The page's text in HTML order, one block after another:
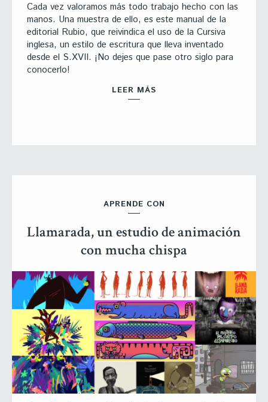
Cada vez valoramos más todo trabajo hecho con las
manos. Una muestra de ello, es este manual de la
editorial Rubio, que reivindica el uso de la Cursiva
inglesa, un estilo de escritura que lleva inventado
desde el S.XVII. ¡No dejes que pase otro siglo para
conocerlo!
LEER MÁS
APRENDE CON
Llamarada, un estudio de animación
con mucha chispa